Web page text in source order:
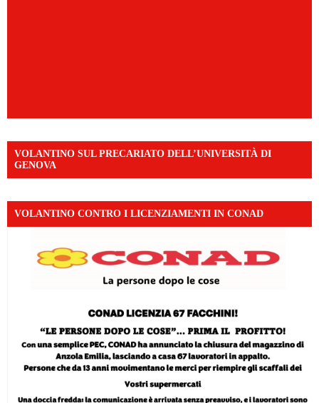
VOLANTINO SUL PRECARIATO DELL’UNIVERSITÀ DI
GENOVA
VOLANTINO CONTRO I LICENZIAMENTI IN CONAD